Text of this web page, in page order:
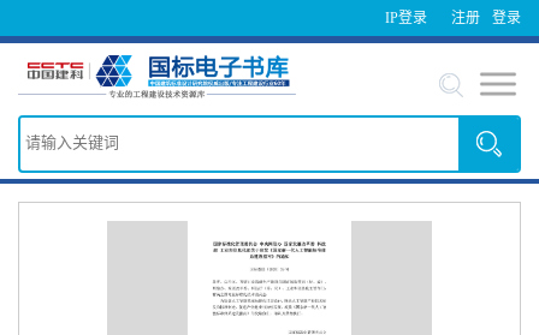
IP登录 登录
注册